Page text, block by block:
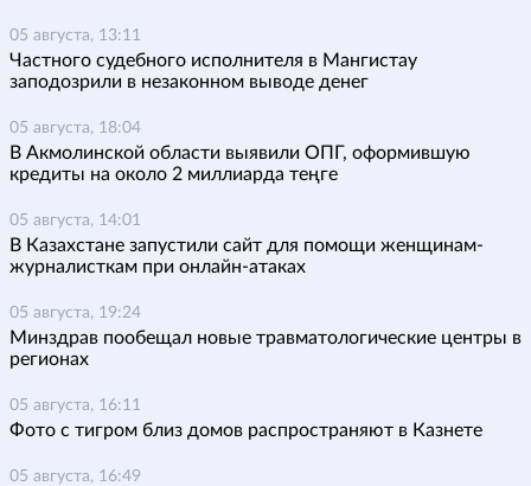
05 августа, 13:11
Частного судебного исполнителя в Мангистау
заподозрили в незаконном выводе денег
05 августа, 18:04
В Акмолинской области выявили ОПГ, оформившую
кредиты на около 2 миллиарда теңге
05 августа, 14:01
В Казахстане запустили сайт для помощи женщинам-
журналисткам при онлайн-атаках
05 августа, 19:24
Минздрав пообещал новые травматологические центры в
регионах
05 августа, 16:11
Фото с тигром близ домов распространяют в Казнете
05 августа, 16:49